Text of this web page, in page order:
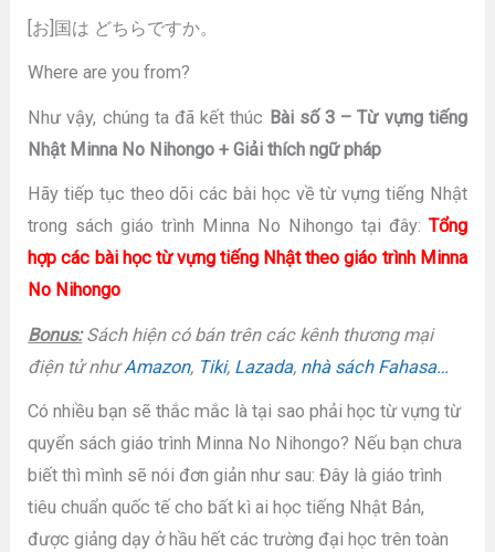
[お]国は どちらですか。
Where are you from?
Như vậy, chúng ta đã kết thúc Bài số 3 – Từ vựng tiếng
Nhật Minna No Nihongo + Giải thích ngữ pháp
Hãy tiếp tục theo dõi các bài học về từ vựng tiếng Nhật
trong sách giáo trình Minna No Nihongo tại đây: Tổng
hợp các bài học từ vựng tiếng Nhật theo giáo trình Minna
No Nihongo
Bonus:Sách hiện có bán trên các kênh thương mại
điện tử nhưAmazon, Tiki, Lazada, nhà sách Fahasa…
Có nhiều bạn sẽ thắc mắc là tại sao phải học từ vựng từ
quyển sách giáo trình Minna No Nihongo? Nếu bạn chưa
biết thì mình sẽ nói đơn giản như sau: Đây là giáo trình
tiêu chuẩn quốc tế cho bất kì ai học tiếng Nhật Bản,
được giảng dạy ở hầu hết các trường đại học trên toàn